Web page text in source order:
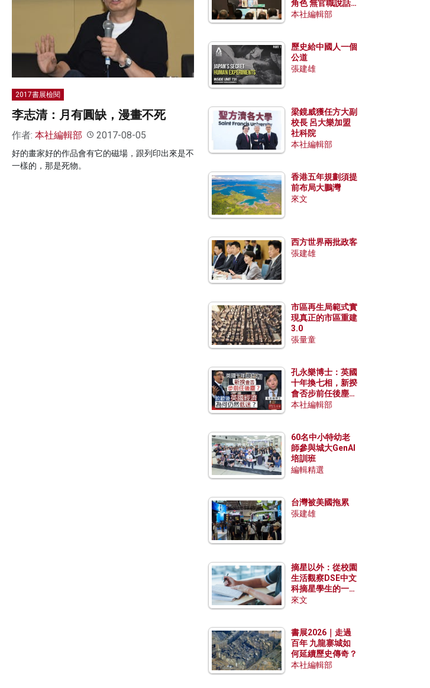
2017書展檢閱
李志清：月有圓缺，漫畫不死
作者: 本社編輯部 2017-08-05
好的畫家好的作品會有它的磁場，跟列印出來是不
一樣的，那是死物。
角色 無官職說話
包袱少
本社編輯部
歷史給中國人一個
公道
張建雄
梁鏡威獲任方大副
校長 呂大樂加盟
社科院
本社編輯部
香港五年規劃須提
前布局大鵬灣
來文
西方世界兩批政客
張建雄
市區再生局範式實
現真正的市區重建
3.0
張量童
孔永樂博士：英國
十年換七相，新揆
會否步前任後塵？
脫歐後英國經濟為
本社編輯部
60名中小特幼老
師參與城大GenAI
培訓班
編輯精選
台灣被美國拖累
張建雄
摘星以外：從校園
生活觀察DSE中文
科摘星學生的一點
特質
來文
書展2026｜走過
百年 九龍寨城如
何延續歷史傳奇？
本社編輯部